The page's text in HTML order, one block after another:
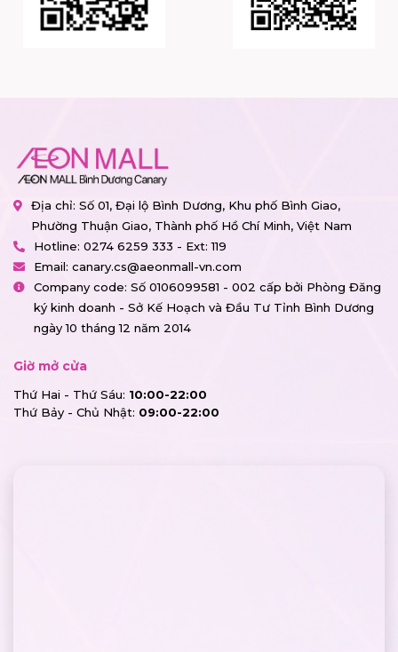
Địa chỉ: Số 01, Đại lộ Bình Dương, Khu phố Bình Giao,
Phường Thuận Giao, Thành phố Hồ Chí Minh, Việt Nam
Hotline: 0274 6259 333 - Ext: 119
Email: canary.cs@aeonmall-vn.com
Company code: Số 0106099581 - 002 cấp bởi Phòng Đăng
ký kinh doanh - Sở Kế Hoạch và Đầu Tư Tỉnh Bình Dương
ngày 10 tháng 12 năm 2014
Giờ mở cửa
Thứ Hai - Thứ Sáu: 10:00-22:00
Thứ Bảy - Chủ Nhật: 09:00-22:00